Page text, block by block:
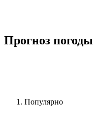
Прогноз погоды
Популярно